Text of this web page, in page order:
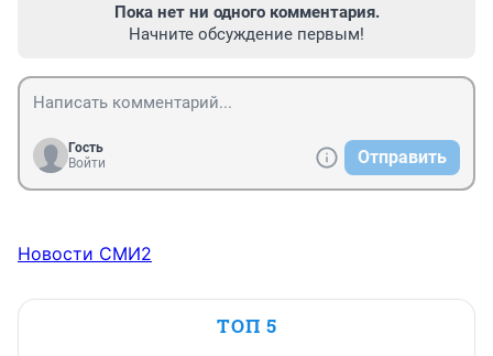
Пока нет ни одного комментария.
Начните обсуждение первым!
Гость
Войти
Отправить
Новости СМИ2
ТОП 5